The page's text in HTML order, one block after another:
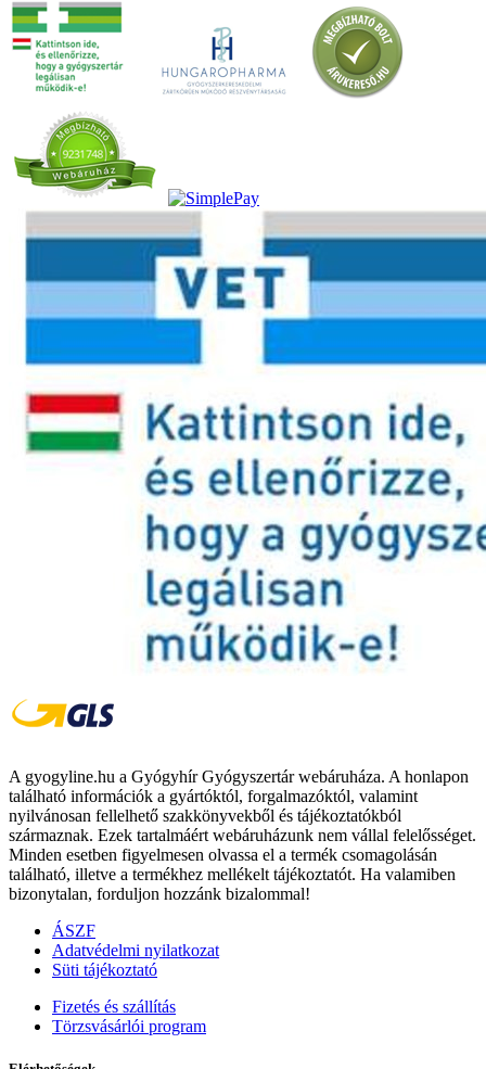
A gyogyline.hu a Gyógyhír Gyógyszertár webáruháza. A honlapon
található információk a gyártóktól, forgalmazóktól, valamint
nyilvánosan fellelhető szakkönyvekből és tájékoztatókból
származnak. Ezek tartalmáért webáruházunk nem vállal felelősséget.
Minden esetben figyelmesen olvassa el a termék csomagolásán
található, illetve a termékhez mellékelt tájékoztatót. Ha valamiben
bizonytalan, forduljon hozzánk bizalommal!
ÁSZF
Adatvédelmi nyilatkozat
Süti tájékoztató
Fizetés és szállítás
Törzsvásárlói program